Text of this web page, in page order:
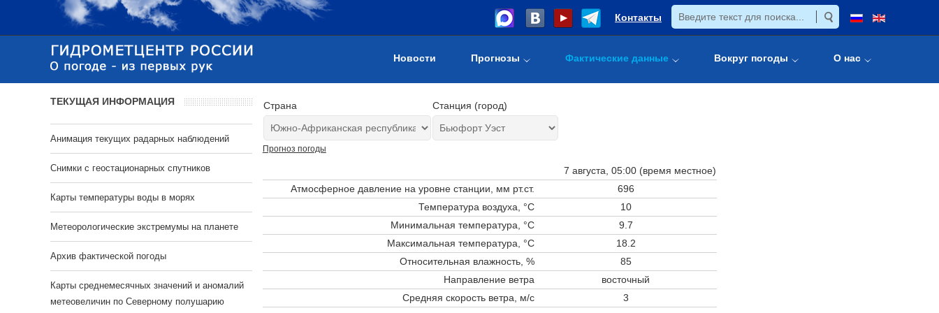
Контакты
Новости Прогнозы Фактические данные Вокруг погоды О нас
Страна Станция (город)
Прогноз погоды
7 августа, 05:00 (время местное)
Атмосферное давление на уровне станции, мм рт.ст.
696
Температура воздуха, °C
10
Минимальная температура, °C
9.7
Максимальная температура, °C
18.2
Относительная влажность, %
85
Направление ветра
восточный
Средняя скорость ветра, м/с
3
ТЕКУЩАЯ ИНФОРМАЦИЯ
Анимация текущих радарных наблюдений
Cнимки с геостационарных спутников
Карты температуры воды в морях
Метеорологические экстремумы на планете
Архив фактической погоды
Карты среднемесячных значений и аномалий
метеовеличин по Северному полушарию